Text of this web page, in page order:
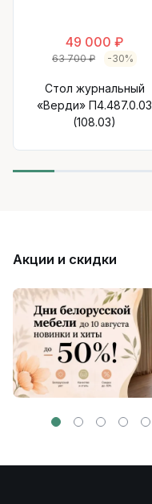
49 000 ₽
63 700 ₽ -30%
Стол журнальный
«Верди» П4.487.0.03
(108.03)
Акции и скидки